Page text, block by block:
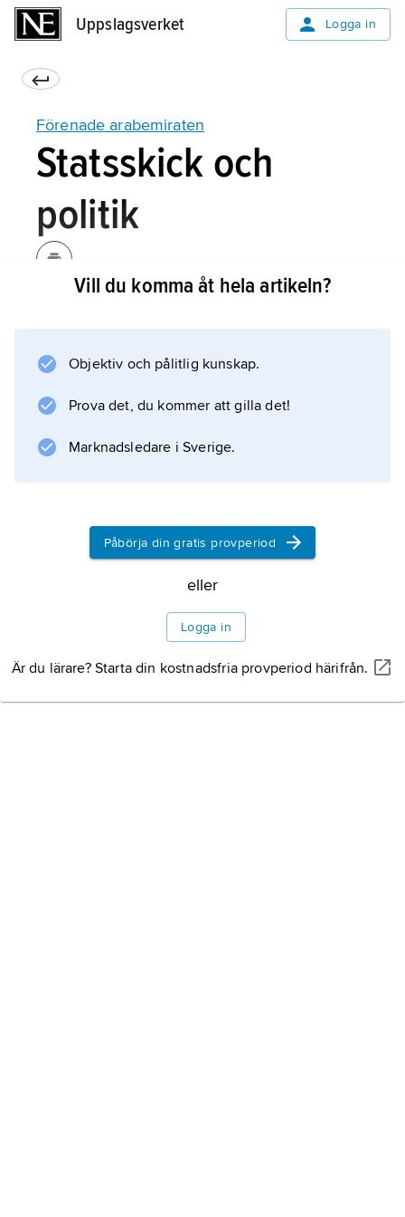
Uppslagsverket Logga in
Förenade arabemiraten
Statsskick och
politik
1972 av sju emirat: Abu Dhabi, Ajman, Dubai,
Fujayra, Ras al-Khayma, Sharja och Umm al-
Qaywayn.
Statsskick
Information om artikeln
Vill du komma åt hela artikeln?
Objektiv och pålitlig kunskap.
Prova det, du kommer att gilla det!
Marknadsledare i Sverige.
Påbörja din gratis provperiod
eller
Logga in
Är du lärare? Starta din kostnadsfria provperiod härifrån.